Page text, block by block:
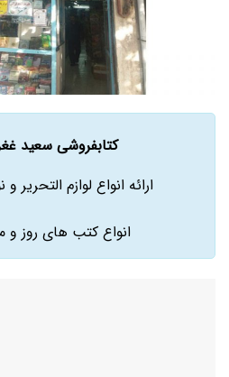
کتابفروشی سعید
ارائه انواع لوازم التحریر
انواع کتب های روز و